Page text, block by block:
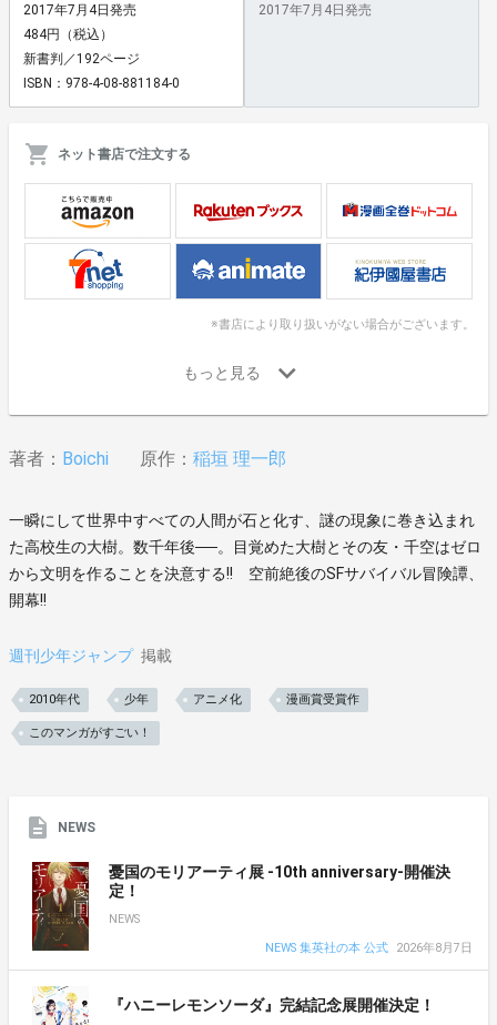
2017年7月4日発売
484円（税込）
新書判／192ページ
ISBN：978-4-08-881184-0
2017年7月4日発売
ネット書店で注文する
※書店により取り扱いがない場合がございます。
著者： Boichi 原作： 稲垣 理一郎
一瞬にして世界中すべての人間が石と化す、謎の現象に巻き込まれ
た高校生の大樹。数千年後──。目覚めた大樹とその友・千空はゼロ
から文明を作ることを決意する!! 空前絶後のSFサバイバル冒険譚、
開幕!!
週刊少年ジャンプ 掲載
2010年代 少年 アニメ化 漫画賞受賞作
このマンガがすごい！
NEWS
憂国のモリアーティ展 -10th anniversary-開催決
定！
NEWS
NEWS 集英社の本 公式
2026年8月7日
『ハニーレモンソーダ』完結記念展開催決定！